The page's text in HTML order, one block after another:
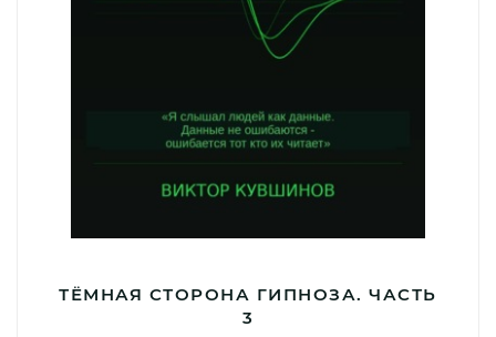
ТЁМНАЯ СТОРОНА ГИПНОЗА. ЧАСТЬ
3